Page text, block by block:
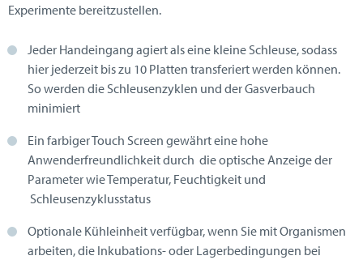
Experimente bereitzustellen.
Jeder Handeingang agiert als eine kleine Schleuse, sodass
hier jederzeit bis zu 10 Platten transferiert werden können.
So werden die Schleusenzyklen und der Gasverbauch
minimiert
Ein farbiger Touch Screen gewährt eine hohe
Anwenderfreundlichkeit durch die optische Anzeige der
Parameter wie Temperatur, Feuchtigkeit und
Schleusenzyklusstatus
Optionale Kühleinheit verfügbar, wenn Sie mit Organismen
arbeiten, die Inkubations- oder Lagerbedingungen bei